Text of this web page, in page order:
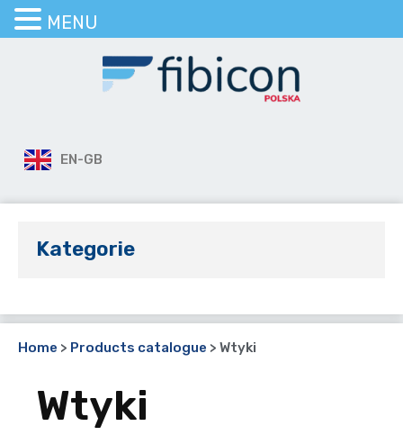
EN-GB
Kategorie
Home > Products catalogue > Wtyki
Wtyki
MENU